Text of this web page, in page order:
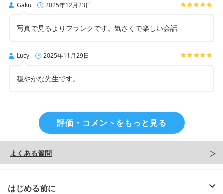
Gaku 2025年12月23日
写真で見るよりフランクです。気さくで楽しい会話
Lucy 2025年11月29日
穏やかな先生です。
評価・コメントをもっと見る
よくある質問
はじめる前に